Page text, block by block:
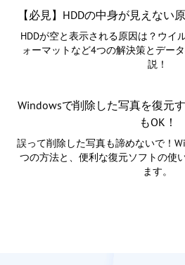
【必見】HDDの中身が見えない
HDDが空と表示される原因は？ウイ
ォーマットなど4つの解決策とデー
説！
Windowsで削除した写真を復元
もOK！
誤って削除した写真も諦めないで！
つの方法と、便利な復元ソフトの使
ます。